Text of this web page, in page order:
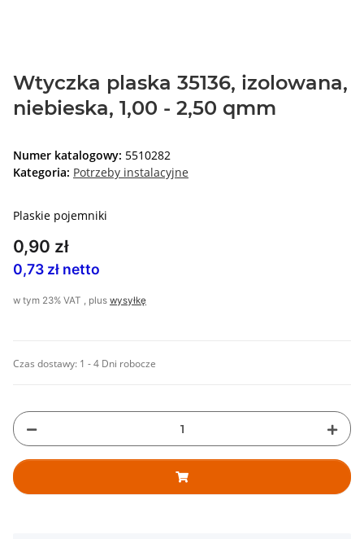
Wtyczka plaska 35136, izolowana,
niebieska, 1,00 - 2,50 qmm
Numer katalogowy: 5510282
Kategoria: Potrzeby instalacyjne
Plaskie pojemniki
0,90 zł
0,73 zł netto
w tym 23% VAT , plus wysyłkę
Czas dostawy: 1 - 4 Dni robocze